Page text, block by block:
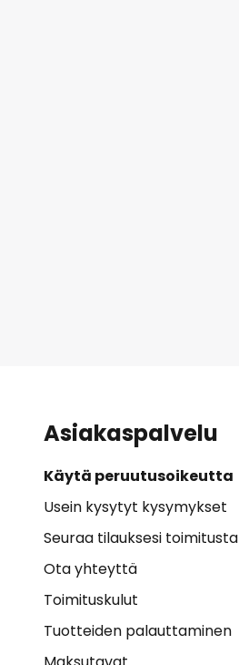
Asiakaspalvelu
Käytä peruutusoikeutta
Usein kysytyt kysymykset
Seuraa tilauksesi toimitusta
Ota yhteyttä
Toimituskulut
Tuotteiden palauttaminen